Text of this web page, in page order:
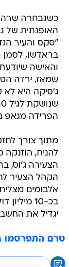
כשנבחרה שרה
האופנתית של
"סקס והעיר
בראדשו, לסמן
והאישה
שמאז, ירדה
ג'סיקה היא
הפרידה מגאפ
מתוך צורך
להניח,
הקהל הצעיר
אלבומים
בכ-10
יגדיל את החשבון ב-15 מיליון
טרם התפרסמו